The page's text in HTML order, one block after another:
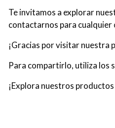
Te invitamos a explorar
contactarnos para cualquier
¡Gracias por visitar nuestra
Para compartirlo, utiliza los
¡Explora nuestros